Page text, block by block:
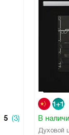
5 (3) В
Духовой